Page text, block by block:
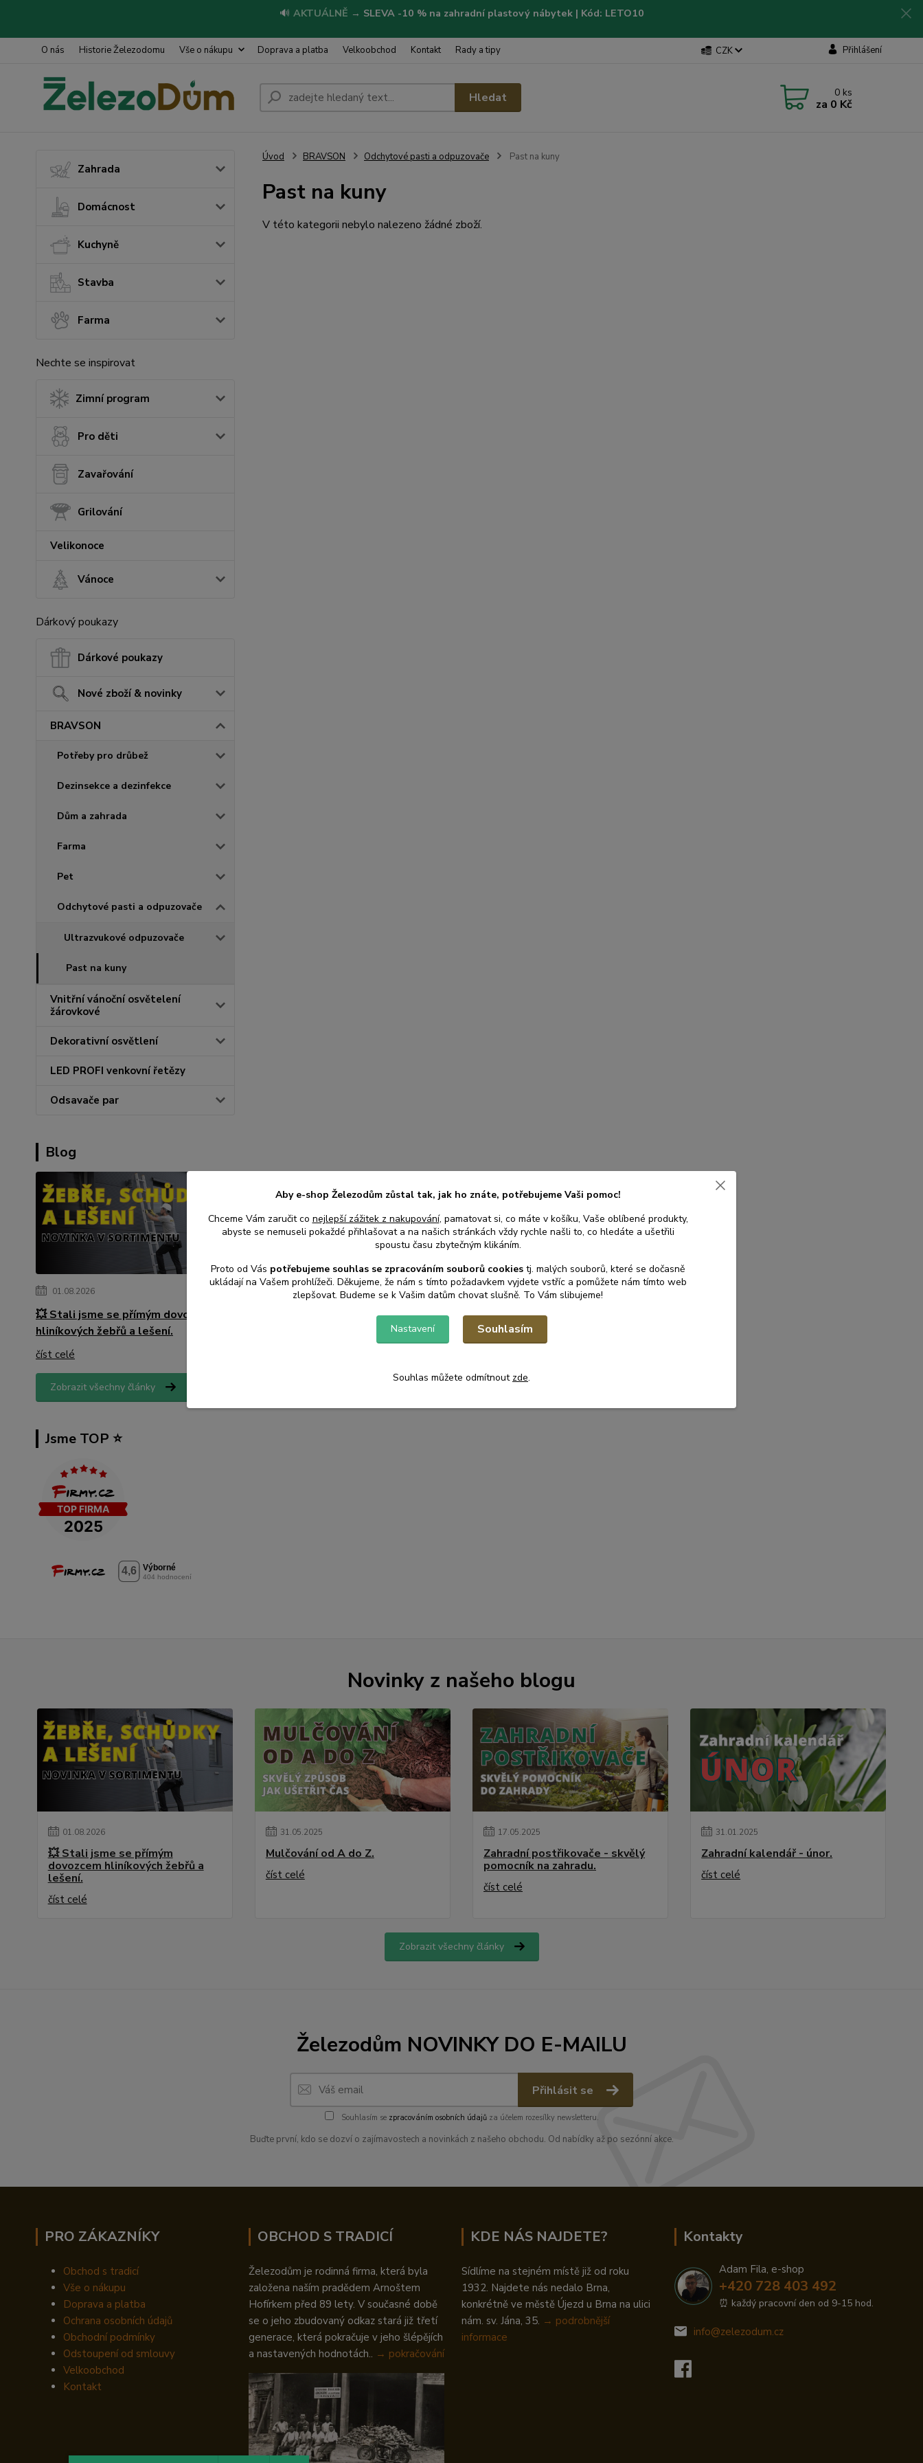
🔊 AKTUÁLNĚ → SLEVA -10 % na zahradní plastový nábytek | Kód: LETO10
O nás Historie Železodomu Vše o nákupu Doprava a platba Velkoobchod Kontakt Rady a tipy CZK Přihlášení
Hledat 0 ks
za 0 Kč
Zahrada
Domácnost
Kuchyně
Stavba
Farma
Nechte se inspirovat
Zimní program
Pro děti
Zavařování
Grilování
Velikonoce
Vánoce
Dárkový poukazy
Dárkové poukazy
Nové zboží & novinky
BRAVSON
Potřeby pro drůbež
Dezinsekce a dezinfekce
Dům a zahrada
Farma
Pet
Odchytové pasti a odpuzovače
Ultrazvukové odpuzovače
Past na kuny
Vnitřní vánoční osvětelení
žárovkové
Dekorativní osvětlení
LED PROFI venkovní řetězy
Odsavače par
Blog
01.08.2026
💥 Stali jsme se přímým dovozcem
hliníkových žebřů a lešení.
číst celé
Zobrazit všechny články
Jsme TOP ⭐️
Úvod BRAVSON Odchytové pasti a odpuzovače Past na kuny
Past na kuny
V této kategorii nebylo nalezeno žádné zboží.
Novinky z našeho blogu
01.08.2026
💥 Stali jsme se přímým
dovozcem hliníkových žebřů a
lešení.
číst celé
31.05.2025
Mulčování od A do Z.
číst celé
17.05.2025
Zahradní postřikovače - skvělý
pomocník na zahradu.
číst celé
31.01.2025
Zahradní kalendář - únor.
číst celé
Zobrazit všechny články
Železodům NOVINKY DO E-MAILU
Přihlásit se
Souhlasím se zpracováním osobních údajůza účelem rozesílky newsletteru.
Buďte první, kdo se dozví o zajímavostech a novinkách z našeho obchodu. Od nabídky až po sezónní akce.
PRO ZÁKAZNÍKY
Obchod s tradicí
Vše o nákupu
Doprava a platba
Ochrana osobních údajů
Obchodní podmínky
Odstoupení od smlouvy
Velkoobchod
Kontakt
OBCHOD S TRADICÍ
Železodům je rodinná firma, která byla
založena naším pradědem Arnoštem
Hofírkem před 89 lety. V současné době
se o jeho zbudovaný odkaz stará již třetí
generace, která pokračuje v jeho šlépějích
a nastavených hodnotách.. → pokračování
KDE NÁS NAJDETE?
Sídlíme na stejném místě již od roku
1932. Najdete nás nedalo Brna,
konkrétně ve městě Újezd u Brna na ulici
nám. sv. Jána, 35. → podrobnější
informace
Kontakty
Adam Fila, e-shop
+420 728 403 492
⏰ každý pracovní den od 9-15 hod.
info@zelezodum.cz
Aby e-shop Železodům zůstal tak, jak ho znáte, potřebujeme Vaši pomoc!
Chceme Vám zaručit co nejlepší zážitek z nakupování, pamatovat si, co máte v košíku, Vaše oblíbené produkty,
abyste se nemuseli pokaždé přihlašovat a na našich stránkách vždy rychle našli to, co hledáte a ušetřili
spoustu času zbytečným klikáním.
Proto od Vás potřebujeme souhlas se zpracováním souborů cookies tj. malých souborů, které se dočasně
ukládají na Vašem prohlížeči. Děkujeme, že nám s tímto požadavkem vyjdete vstříc a pomůžete nám tímto web
zlepšovat. Budeme se k Vašim datům chovat slušně. To Vám slibujeme!
Nastavení Souhlasím
Souhlas můžete odmítnout zde.